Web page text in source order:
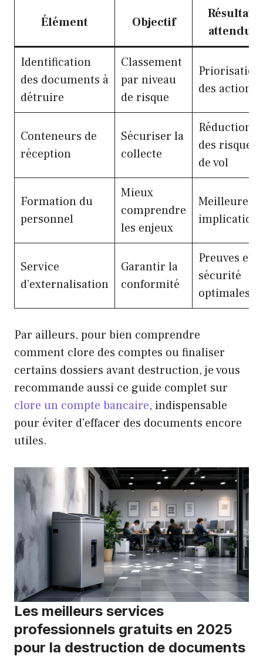
Élément Objectif
Résultat
attendu
Identification
des documents à
détruire
Classement
par niveau
de risque
Priorisation
des actions
Conteneurs de
réception
Sécuriser la
collecte
Réduction
des risques
de vol
Formation du
personnel
Mieux
comprendre
les enjeux
Meilleure
implication
Service
d’externalisation
Garantir la
conformité
Preuves et
sécurité
optimales
Par ailleurs, pour bien comprendre
comment clore des comptes ou finaliser
certains dossiers avant destruction, je vous
recommande aussi ce guide complet sur
clore un compte bancaire, indispensable
pour éviter d’effacer des documents encore
utiles.
Les meilleurs services
professionnels gratuits en 2025
pour la destruction de documents